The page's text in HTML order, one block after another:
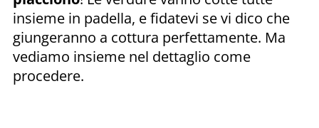
insieme in padella, e fidatevi se vi dico che
giungeranno a cottura perfettamente. Ma
vediamo insieme nel dettaglio come
procedere.